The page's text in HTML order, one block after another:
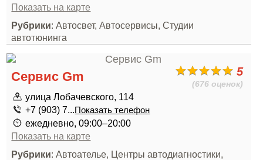
Показать на карте
Рубрики: Автосвет, Автосервисы, Студии
автотюнинга
5
(676 оценок)
Сервис Gm
улица Лобачевского, 114
+7 (903) 7...Показать телефон
ежедневно, 09:00–20:00
Показать на карте
Рубрики: Автоателье, Центры автодиагностики,